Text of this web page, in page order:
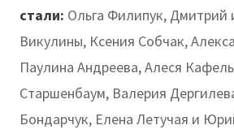
стали: Ольга Филипук, Дмитрий
Викулины, Ксения Собчак,
Паулина Андреева, Алеся
Старшенбаум, Валерия
Бондарчук, Елена Летучая и